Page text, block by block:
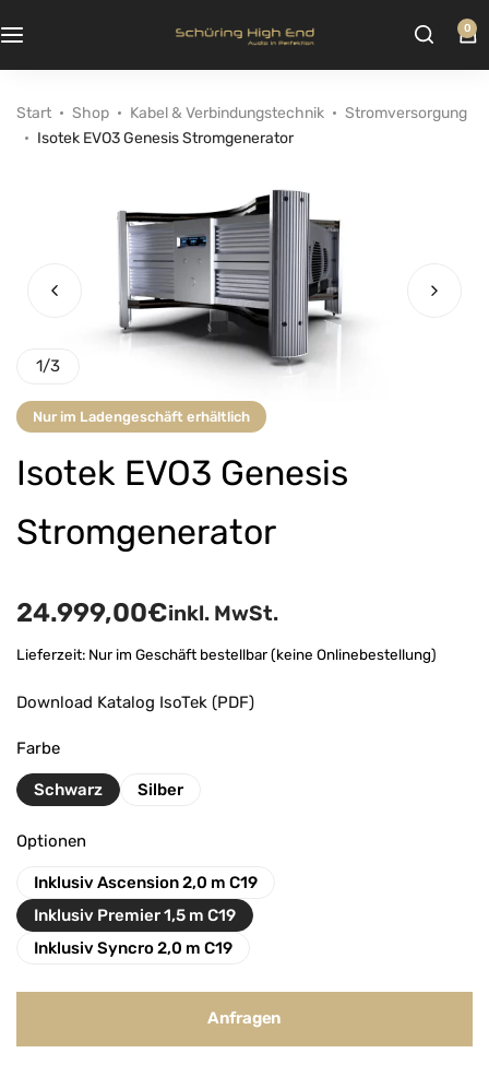
0
Start Shop Kabel & Verbindungstechnik
Stromversorgung
Isotek EVO3 Genesis Stromgenerator
1/3
Nur im Ladengeschäft erhältlich
Isotek EVO3 Genesis
Stromgenerator
24.999,00€inkl. MwSt.
Lieferzeit: Nur im Geschäft bestellbar (keine Onlinebestellung)
Download Katalog IsoTek (PDF)
Farbe
Schwarz Silber
Optionen
Inklusiv Ascension 2,0 m C19
Inklusiv Premier 1,5 m C19
Inklusiv Syncro 2,0 m C19
Anfragen